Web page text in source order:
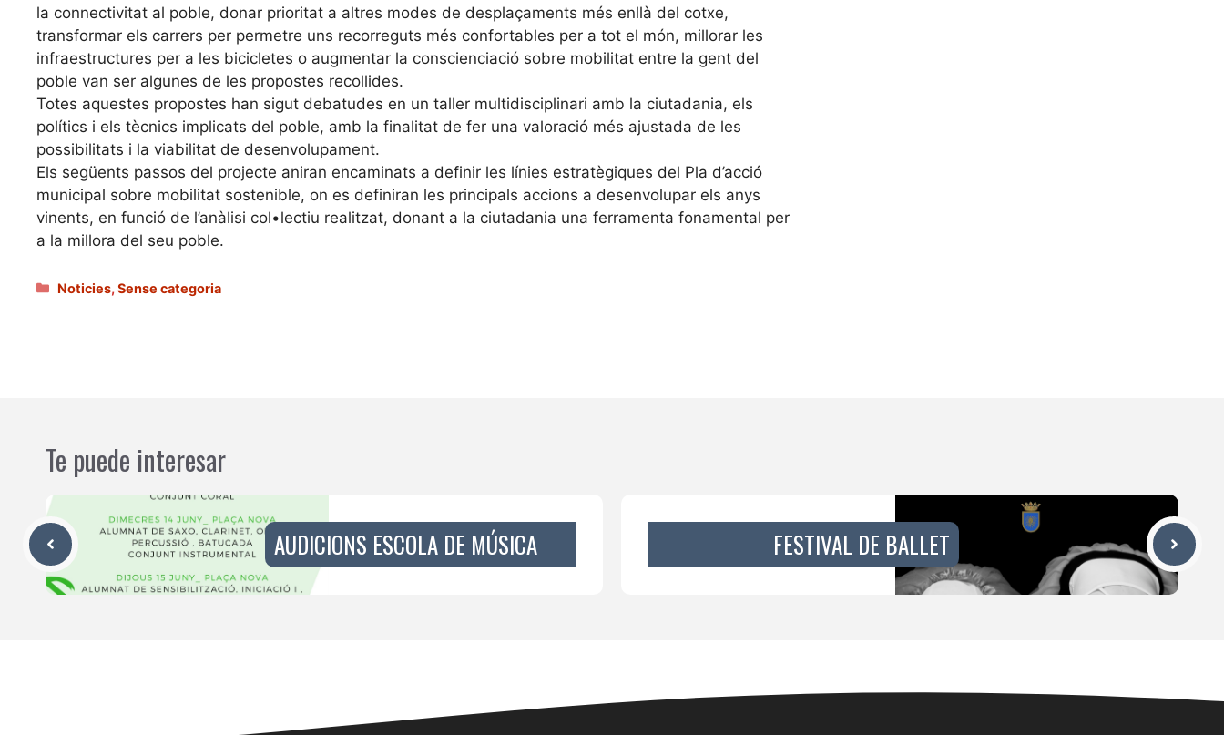
la connectivitat al poble, donar prioritat a altres modes de desplaçaments més enllà del cotxe,
transformar els carrers per permetre uns recorreguts més confortables per a tot el món, millorar les
infraestructures per a les bicicletes o augmentar la conscienciació sobre mobilitat entre la gent del
poble van ser algunes de les propostes recollides.
Totes aquestes propostes han sigut debatudes en un taller multidisciplinari amb la ciutadania, els
polítics i els tècnics implicats del poble, amb la finalitat de fer una valoració més ajustada de les
possibilitats i la viabilitat de desenvolupament.
Els següents passos del projecte aniran encaminats a definir les línies estratègiques del Pla d’acció
municipal sobre mobilitat sostenible, on es definiran les principals accions a desenvolupar els anys
vinents, en funció de l’anàlisi col•lectiu realitzat, donant a la ciutadania una ferramenta fonamental per
a la millora del seu poble.
Categories
Noticies,Sense categoria
Te puede interesar
AUDICIONS ESCOLA DE MÚSICA FESTIVAL DE BALLET